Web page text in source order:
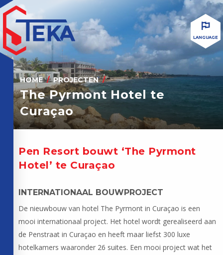
LANGUAGE
HOME PROJECTEN
The Pyrmont Hotel te
Curaçao
Pen Resort bouwt ‘The Pyrmont
Hotel’ te Curaçao
INTERNATIONAAL BOUWPROJECT
De nieuwbouw van hotel The Pyrmont in Curaçao is een
mooi internationaal project. Het hotel wordt gerealiseerd aan
de Penstraat in Curaçao en heeft maar liefst 300 luxe
hotelkamers waaronder 26 suites. Een mooi project wat het